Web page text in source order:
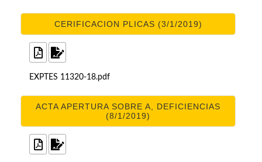
CERIFICACION PLICAS (3/1/2019)
EXPTES 11320-18.pdf
ACTA APERTURA SOBRE A, DEFICIENCIAS
(8/1/2019)